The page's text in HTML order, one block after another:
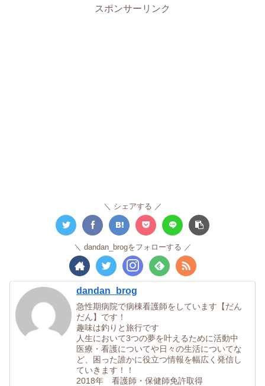
スポンサーリンク
シェアする
dandan_brogをフォローする
dandan_brog
急性期病院で病棟看護師をしています【だん
だん】です！
趣味は釣りと旅行です
人生において3つの夢を叶えるために活動中
医療・看護についてや日々の生活についてな
ど、困った誰かに役立つ情報を幅広く発信し
ていきます！！
2018年 看護師・保健師免許取得